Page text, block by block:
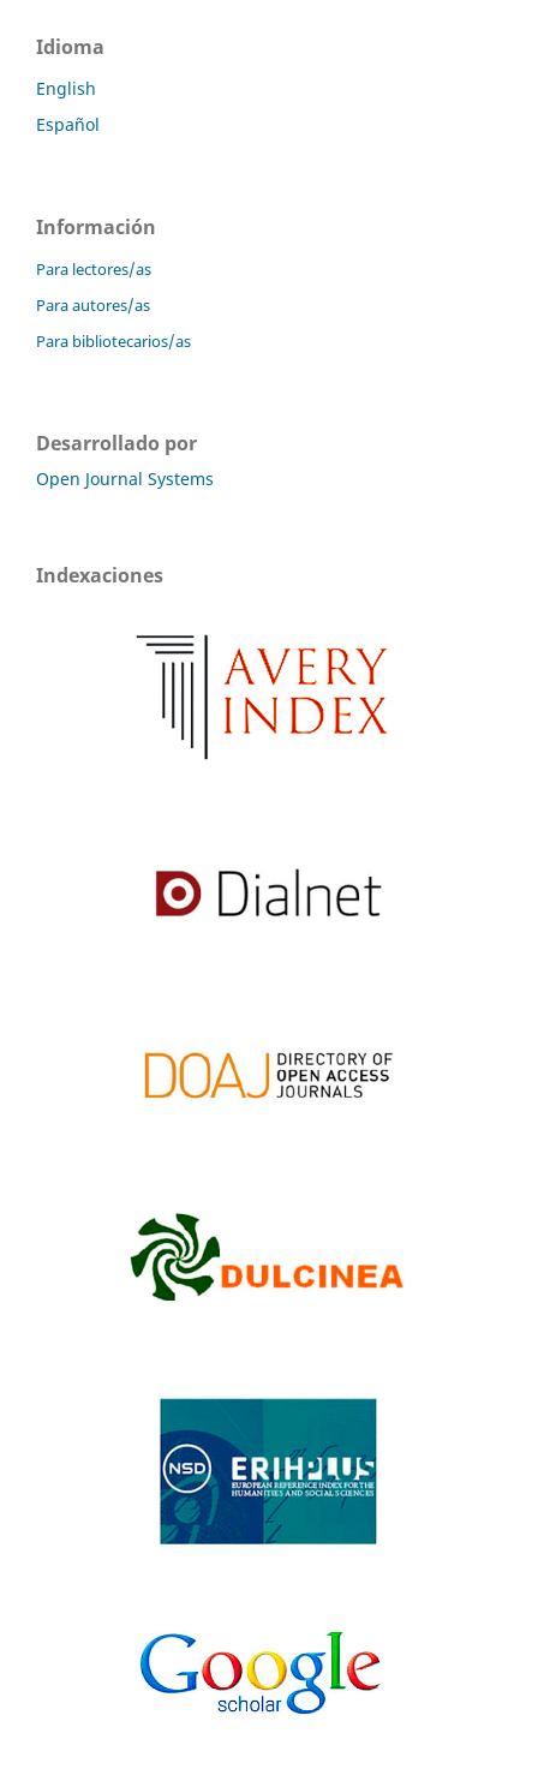
Idioma
English
Español
Información
Para lectores/as
Para autores/as
Para bibliotecarios/as
Desarrollado por
Open Journal Systems
Indexaciones